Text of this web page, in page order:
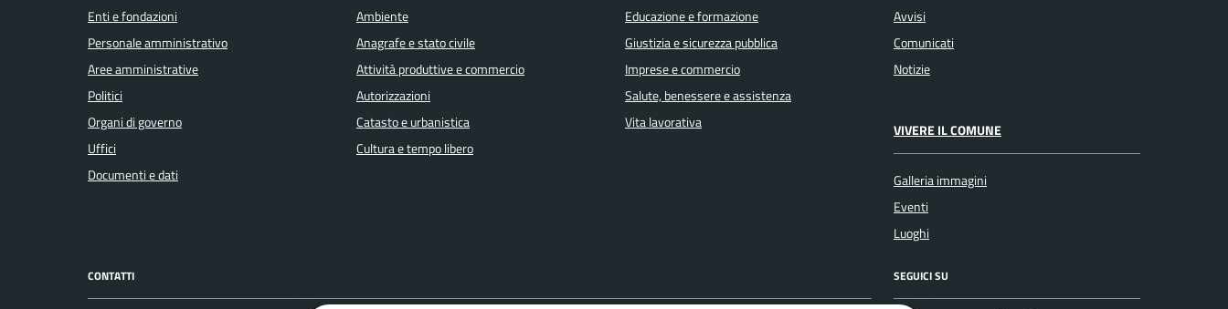
Enti e fondazioni
Personale amministrativo
Aree amministrative
Politici
Organi di governo
Uffici
Documenti e dati
Ambiente
Anagrafe e stato civile
Attività produttive e commercio
Autorizzazioni
Catasto e urbanistica
Cultura e tempo libero
Educazione e formazione
Giustizia e sicurezza pubblica
Imprese e commercio
Salute, benessere e assistenza
Vita lavorativa
Avvisi
Comunicati
Notizie
VIVERE IL COMUNE
Galleria immagini
Eventi
Luoghi
CONTATTI SEGUICI SU